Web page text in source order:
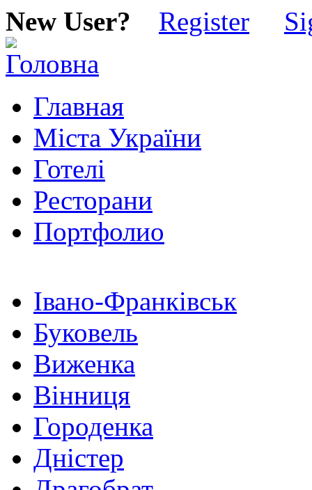
New User? Register
Главная
Міста України
Готелі
Ресторани
Портфолио
Івано-Франківськ
Буковель
Виженка
Вінниця
Городенка
Дністер